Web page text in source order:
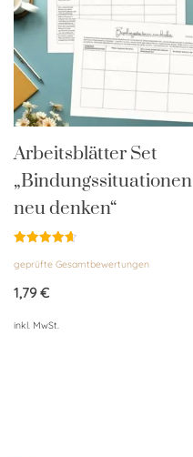
Arbeitsblätter Set
„Bindungssituationen
neu denken“
mit
von 5
geprüfte Gesamtbewertungen
1,79€
inkl. MwSt.